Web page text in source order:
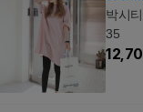
박시
35